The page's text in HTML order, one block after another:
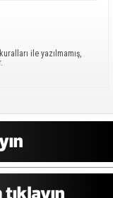
ile yazılmamış,